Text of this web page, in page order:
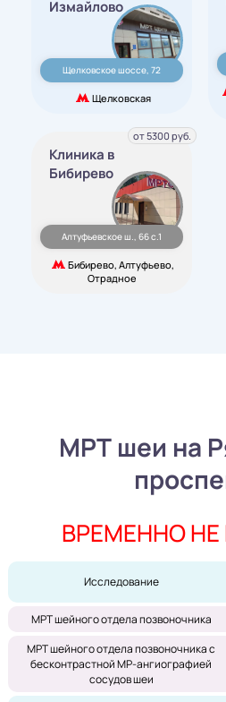
Измайлово
Щелковское шоссе, 72
Щелковская
Клиника в
Бибирево
Алтуфьевское ш., 66 с.1
Бибирево, Алтуфьево,
Отрадное
от 5300 руб.
МРТ шеи на
ВРЕМЕННО НЕ
Исследование
МРТ шейного отдела позвоночника
МРТ шейного отдела позвоночника с
бесконтрастной МР-ангиографией
сосудов шеи